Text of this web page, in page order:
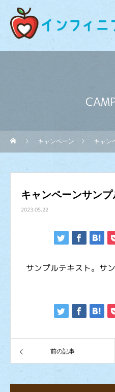
キャンペーン キャン
キャンペーンサンプ
2023.05.22
サンプルテキスト。サ
前の記事